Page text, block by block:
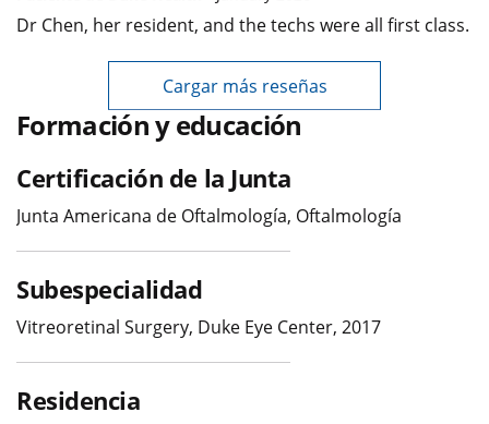
Dr Chen, her resident, and the techs were all first class.
Cargar más reseñas
Formación y educación
Certificación de la Junta
Junta Americana de Oftalmología, Oftalmología
Subespecialidad
Vitreoretinal Surgery, Duke Eye Center, 2017
Residencia